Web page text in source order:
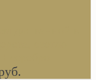
светло